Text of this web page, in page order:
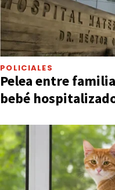
POLICIALES
Pelea entre
bebé